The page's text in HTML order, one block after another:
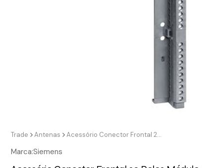
Trade Antenas Acessório Conector Frontal 20 Polos Módulo Simatic S7 300 Siemens 6ES73921AJ000AA0
Marca:Siemens